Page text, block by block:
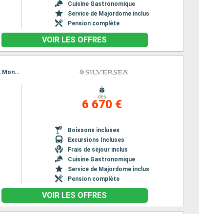
Cuisine Gastronomique
Service de Majordome inclus
Pension complète
VOIR LES OFFRES
Itinéraire : Venise, Koper, Zadar, Dubrovnik, Spetses, Kotor, Bari, Naples, Porto Santo Stefano, Livourne, Monaco Monte-Carlo, Venise, Koper, Zadar, Dubrovnik, Spetses, Kotor, Bari, Naples, Porto Santo Stefano, Livourne, Monaco Monte-Carlo
dès
6 670 €
Boissons incluses
Excursions Incluses
Frais de séjour inclus
Cuisine Gastronomique
Service de Majordome inclus
Pension complète
VOIR LES OFFRES